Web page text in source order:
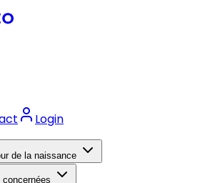
Login
de la naissance
concernées